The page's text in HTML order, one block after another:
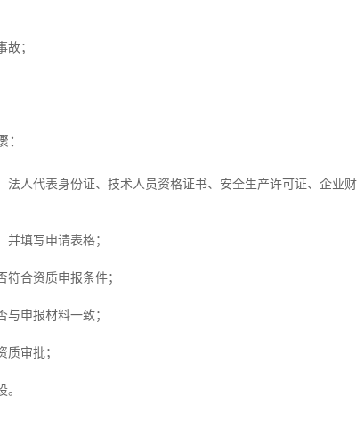
；
人代表身份证、技术人员资格证书、安全生产许可证、企业财
填写申请表格；
合资质申报条件；
申报材料一致；
审批；